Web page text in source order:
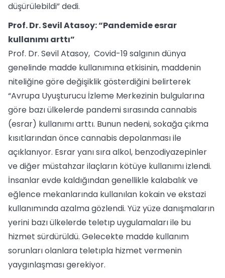
düşürülebildi” dedi.
Prof. Dr. Sevil Atasoy: “Pandemide esrar
kullanımı arttı”
Prof. Dr. Sevil Atasoy, Covid-19 salgının dünya
genelinde madde kullanımına etkisinin, maddenin
niteliğine göre değişiklik gösterdiğini belirterek
“Avrupa Uyuşturucu İzleme Merkezinin bulgularına
göre bazı ülkelerde pandemi sırasında cannabis
(esrar) kullanımı arttı. Bunun nedeni, sokağa çıkma
kısıtlarından önce cannabis depolanması ile
açıklanıyor. Esrar yanı sıra alkol, benzodiyazepinler
ve diğer müstahzar ilaçların kötüye kullanımı izlendi.
İnsanlar evde kaldığından genellikle kalabalık ve
eğlence mekanlarında kullanılan kokain ve ekstazi
kullanımında azalma gözlendi. Yüz yüze danışmaların
yerini bazı ülkelerde teletıp uygulamaları ile bu
hizmet sürdürüldü. Gelecekte madde kullanım
sorunları olanlara teletıpla hizmet vermenin
yaygınlaşması gerekiyor.